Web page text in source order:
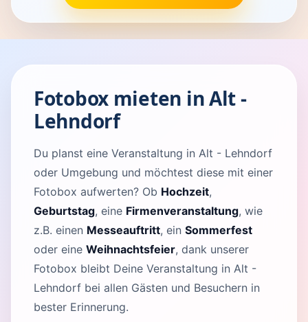
Fotobox mieten in Alt -
Lehndorf
Du planst eine Veranstaltung in Alt - Lehndorf
oder Umgebung und möchtest diese mit einer
Fotobox aufwerten? Ob Hochzeit,
Geburtstag, eine Firmenveranstaltung, wie
z.B. einen Messeauftritt, ein Sommerfest
oder eine Weihnachtsfeier, dank unserer
Fotobox bleibt Deine Veranstaltung in Alt -
Lehndorf bei allen Gästen und Besuchern in
bester Erinnerung.